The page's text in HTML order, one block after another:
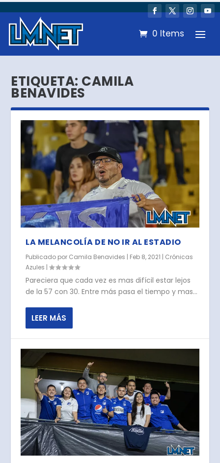
0 Items
ETIQUETA: CAMILA
BENAVIDES
LA MELANCOLÍA DE NO IR AL ESTADIO
Publicado por Camila Benavides | Feb 8, 2021 | Crónicas
Azules |
Pareciera que cada vez es mas difícil estar lejos
de la 57 con 30. Entre más pasa el tiempo y mas...
LEER MÁS